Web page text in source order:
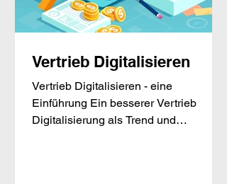
Vertrieb Digitalisieren
Vertrieb Digitalisieren - eine
Einführung Ein besserer Vertrieb
Digitalisierung als Trend und